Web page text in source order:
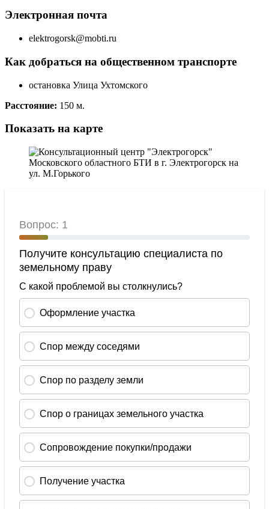
Электронная почта
elektrogorsk@mobti.ru
Как добраться на общественном транспорте
остановка Улица Ухтомского
Расстояние: 150 м.
Показать на карте